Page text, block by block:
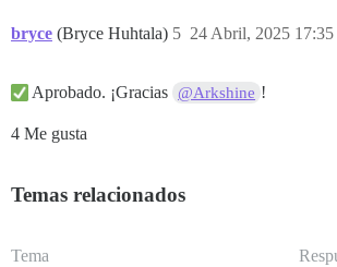
bryce (Bryce Huhtala) 24 Abril, 2025 17:35
5
Aprobado. ¡Gracias @Arkshine !
4 Me gusta
Temas relacionados
Tema